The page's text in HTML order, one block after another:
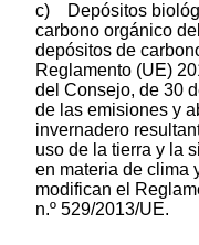
c) Depósitos
carbono orgánico
depósitos de
Reglamento (UE)
del Consejo, de 30
de las emisiones y
invernadero
uso de la tierra y la
en materia de clima
modifican el
n.º 529/2013/UE.